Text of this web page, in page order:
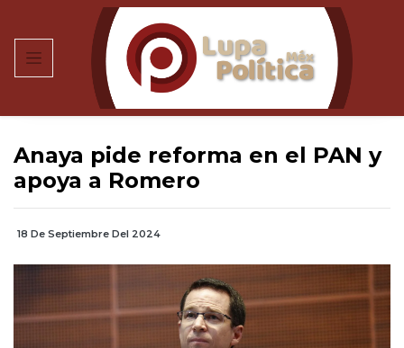
Anaya pide reforma en el PAN y
apoya a Romero
18 De Septiembre Del 2024